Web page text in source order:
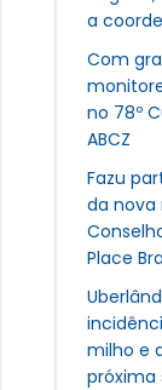
a
Com
no 78º
ABCZ
Fazu
da nova
Place
milho e
próxima